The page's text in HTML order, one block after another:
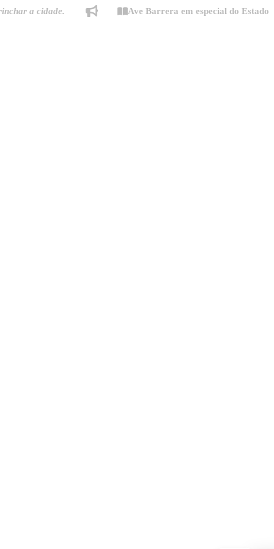
cidade. Ave Barrera em especial do Estado de